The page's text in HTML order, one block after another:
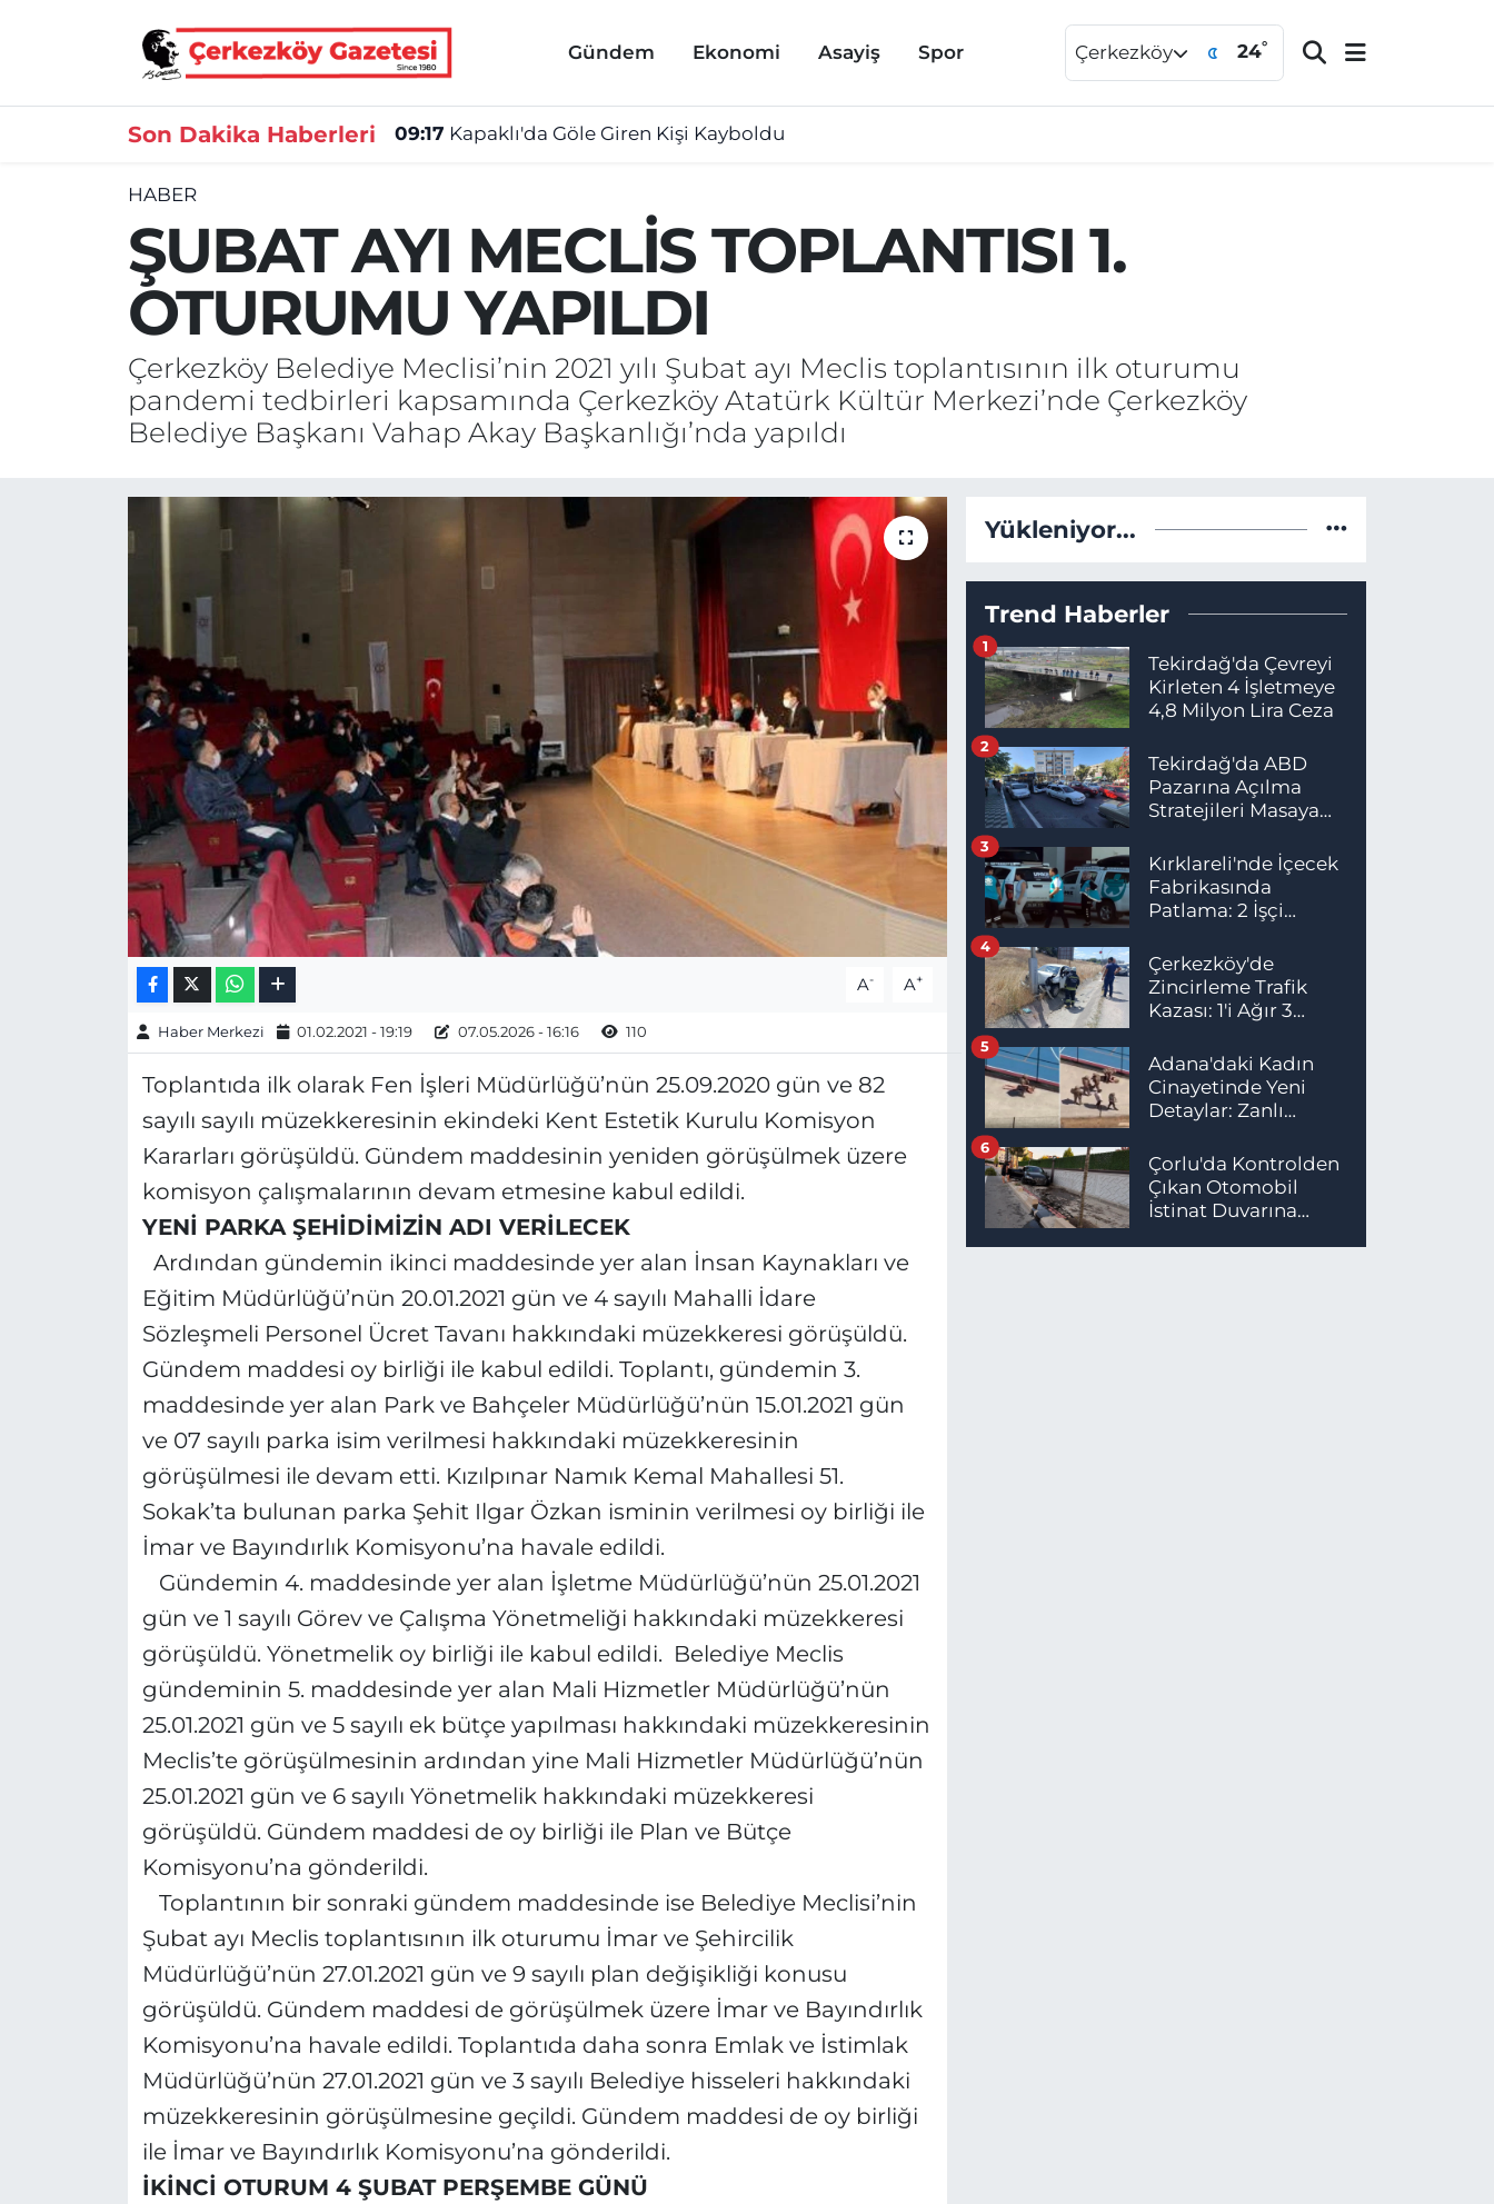
Gündem Ekonomi Asayiş Spor Çerkezköy 24°
Son Dakika Haberleri 09:17 Kapaklı'da Göle Giren Kişi Kayboldu
HABER
ŞUBAT AYI MECLİS TOPLANTISI 1.
OTURUMU YAPILDI
Çerkezköy Belediye Meclisi’nin 2021 yılı Şubat ayı Meclis toplantısının ilk oturumu
pandemi tedbirleri kapsamında Çerkezköy Atatürk Kültür Merkezi’nde Çerkezköy
Belediye Başkanı Vahap Akay Başkanlığı’nda yapıldı
A- A+
Haber Merkezi 01.02.2021 - 19:19 07.05.2026 - 16:16 110
Toplantıda ilk olarak Fen İşleri Müdürlüğü’nün 25.09.2020 gün ve 82
sayılı sayılı müzekkeresinin ekindeki Kent Estetik Kurulu Komisyon
Kararları görüşüldü. Gündem maddesinin yeniden görüşülmek üzere
komisyon çalışmalarının devam etmesine kabul edildi.
YENİ PARKA ŞEHİDİMİZİN ADI VERİLECEK
Ardından gündemin ikinci maddesinde yer alan İnsan Kaynakları ve
Eğitim Müdürlüğü’nün 20.01.2021 gün ve 4 sayılı Mahalli İdare
Sözleşmeli Personel Ücret Tavanı hakkındaki müzekkeresi görüşüldü.
Gündem maddesi oy birliği ile kabul edildi. Toplantı, gündemin 3.
maddesinde yer alan Park ve Bahçeler Müdürlüğü’nün 15.01.2021 gün
ve 07 sayılı parka isim verilmesi hakkındaki müzekkeresinin
görüşülmesi ile devam etti. Kızılpınar Namık Kemal Mahallesi 51.
Sokak’ta bulunan parka Şehit Ilgar Özkan isminin verilmesi oy birliği ile
İmar ve Bayındırlık Komisyonu’na havale edildi.
Gündemin 4. maddesinde yer alan İşletme Müdürlüğü’nün 25.01.2021
gün ve 1 sayılı Görev ve Çalışma Yönetmeliği hakkındaki müzekkeresi
görüşüldü. Yönetmelik oy birliği ile kabul edildi. Belediye Meclis
gündeminin 5. maddesinde yer alan Mali Hizmetler Müdürlüğü’nün
25.01.2021 gün ve 5 sayılı ek bütçe yapılması hakkındaki müzekkeresinin
Meclis’te görüşülmesinin ardından yine Mali Hizmetler Müdürlüğü’nün
25.01.2021 gün ve 6 sayılı Yönetmelik hakkındaki müzekkeresi
görüşüldü. Gündem maddesi de oy birliği ile Plan ve Bütçe
Komisyonu’na gönderildi.
Toplantının bir sonraki gündem maddesinde ise Belediye Meclisi’nin
Şubat ayı Meclis toplantısının ilk oturumu İmar ve Şehircilik
Müdürlüğü’nün 27.01.2021 gün ve 9 sayılı plan değişikliği konusu
görüşüldü. Gündem maddesi de görüşülmek üzere İmar ve Bayındırlık
Komisyonu’na havale edildi. Toplantıda daha sonra Emlak ve İstimlak
Müdürlüğü’nün 27.01.2021 gün ve 3 sayılı Belediye hisseleri hakkındaki
müzekkeresinin görüşülmesine geçildi. Gündem maddesi de oy birliği
ile İmar ve Bayındırlık Komisyonu’na gönderildi.
İKİNCİ OTURUM 4 ŞUBAT PERŞEMBE GÜNÜ
Yükleniyor...
Trend Haberler
Tekirdağ'da Çevreyi
Kirleten 4 İşletmeye
4,8 Milyon Lira Ceza
1
Tekirdağ'da ABD
Pazarına Açılma
Stratejileri Masaya
2
Kırklareli'nde İçecek
Fabrikasında
Patlama: 2 İşçi
3
Çerkezköy'de
Zincirleme Trafik
Kazası: 1'i Ağır 3
4
Adana'daki Kadın
Cinayetinde Yeni
Detaylar: Zanlı
Yakalandı
5
Çorlu'da Kontrolden
Çıkan Otomobil
İstinat Duvarına
6
Ekonomi
Gündem
Kültür&Sanat
Manşet
SAĞLIK
Gizlilik Sözleşmesi
Künye
Topluluk Kuralları
Yayın İlkeleri
Tekirdağ Nöbetçi Eczaneler
Tekirdağ Hava Durumu
Tekirdağ Namaz Vakitleri
Tekirdağ Trafik Yoğunluk Haritası
Süper Lig Puan Durumu ve Fikstür
Tüm Manşetler
Son Dakika Haberleri